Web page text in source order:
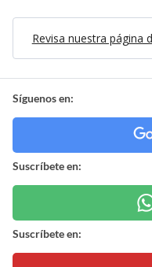
Revisa nuestra página
Síguenos en:
Suscríbete en:
Suscríbete en: